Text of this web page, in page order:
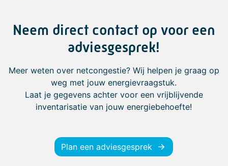
Neem direct contact op voor een
adviesgesprek!
Meer weten over netcongestie? Wij helpen je graag op
weg met jouw energievraagstuk.
Laat je gegevens achter voor een vrijblijvende
inventarisatie van jouw energiebehoefte!
Plan een adviesgesprek